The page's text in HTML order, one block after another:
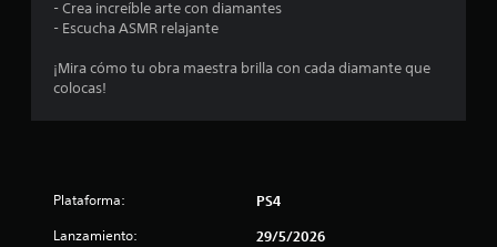
s
- Crea increíble arte con diamantes
- Escucha ASMR relajante
¡Mira cómo tu obra maestra brilla con cada diamante que
colocas!
Plataforma: PS4
Lanzamiento: 29/5/2026